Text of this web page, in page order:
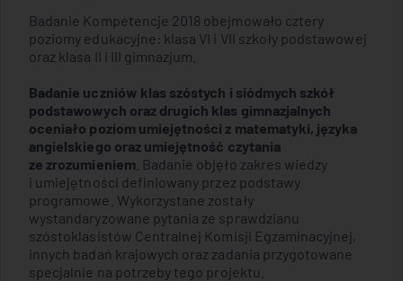
Badanie Kompetencje 2018 obejmowało cztery
poziomy edukacyjne: klasa VI i VII szkoły podstawowej
oraz klasa II i III gimnazjum.
Badanie uczniów klas szóstych i siódmych szkół
podstawowych oraz drugich klas gimnazjalnych
oceniało poziom umiejętności z matematyki, języka
angielskiego oraz umiejętność czytania
ze zrozumieniem . Badanie objęło zakres wiedzy
i umiejętności definiowany przez podstawy
programowe. Wykorzystane zostały
wystandaryzowane pytania ze sprawdzianu
szóstoklasistów Centralnej Komisji Egzaminacyjnej,
innych badań krajowych oraz zadania przygotowane
specjalnie na potrzeby tego projektu.